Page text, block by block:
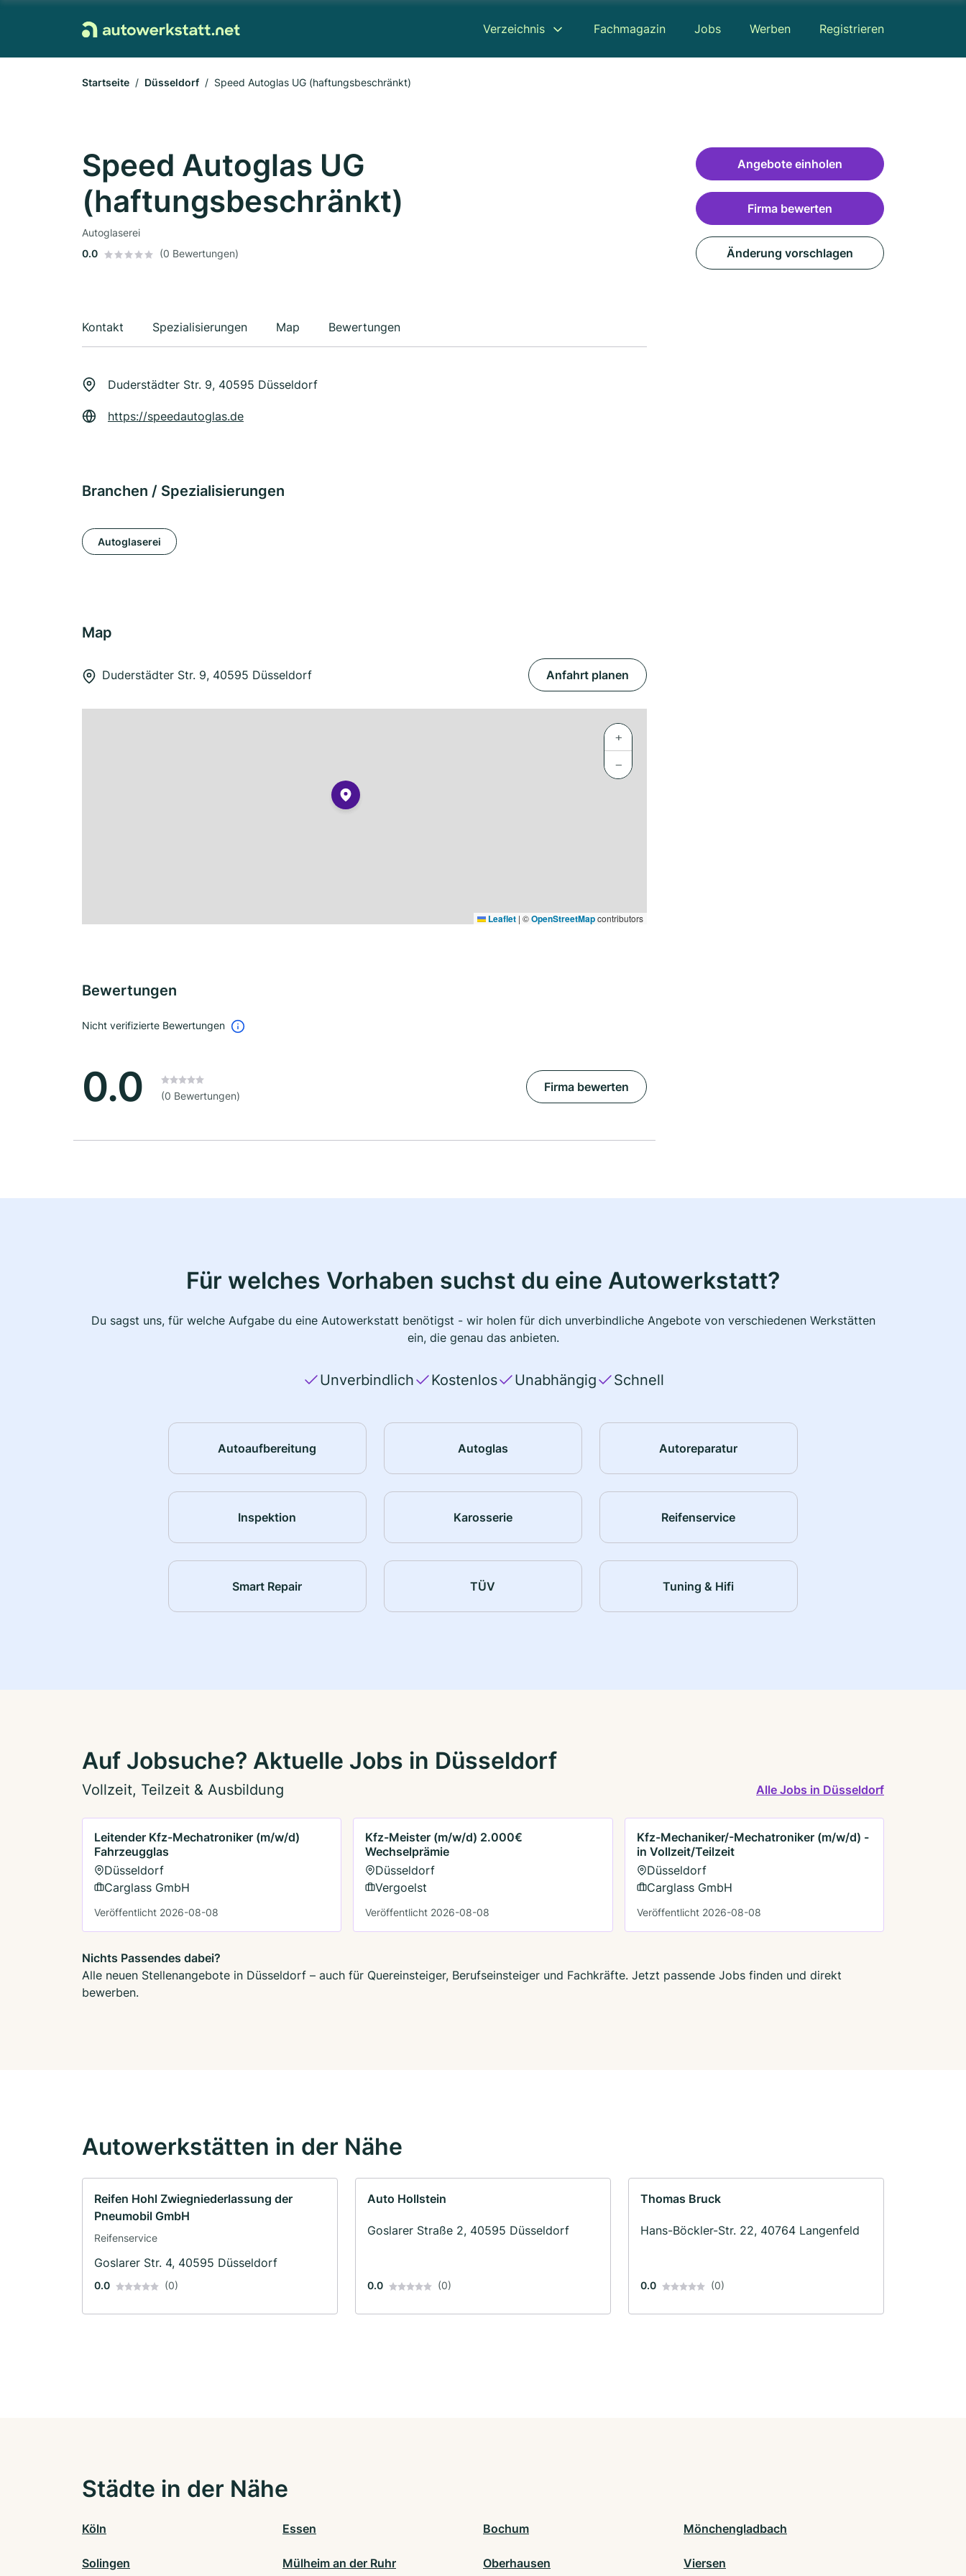
Verzeichnis Fachmagazin Jobs Werben Registrieren
Startseite Düsseldorf Speed Autoglas UG (haftungsbeschränkt)
Speed Autoglas UG
(haftungsbeschränkt)
Autoglaserei
0.0
(0 Bewertungen)
Kontakt Spezialisierungen Map Bewertungen
Duderstädter Str. 9, 40595 Düsseldorf
https://speedautoglas.de
Branchen / Spezialisierungen
Autoglaserei
Map
Duderstädter Str. 9, 40595 Düsseldorf Anfahrt planen
+
−
Leaflet | ©OpenStreetMapcontributors
Bewertungen
Nicht verifizierte Bewertungen
0.0 (0 Bewertungen)
Firma bewerten
Angebote einholen
Firma bewerten
Änderung vorschlagen
Für welches Vorhaben suchst du eine Autowerkstatt?
Du sagst uns, für welche Aufgabe du eine Autowerkstatt benötigst - wir holen für dich unverbindliche Angebote von verschiedenen Werkstätten
ein, die genau das anbieten.
Unverbindlich Kostenlos Unabhängig Schnell
Autoaufbereitung Autoglas Autoreparatur
Inspektion Karosserie Reifenservice
Smart Repair TÜV Tuning & Hifi
Auf Jobsuche? Aktuelle Jobs in Düsseldorf
Vollzeit, Teilzeit & Ausbildung Alle Jobs in Düsseldorf
Leitender Kfz-Mechatroniker (m/w/d)
Fahrzeugglas
Düsseldorf
Carglass GmbH
Veröffentlicht 2026-08-08
Kfz-Meister (m/w/d) 2.000€
Wechselprämie
Düsseldorf
Vergoelst
Veröffentlicht 2026-08-08
Kfz-Mechaniker/-Mechatroniker (m/w/d) -
in Vollzeit/Teilzeit
Düsseldorf
Carglass GmbH
Veröffentlicht 2026-08-08
Nichts Passendes dabei?
Alle neuen Stellenangebote in Düsseldorf – auch für Quereinsteiger, Berufseinsteiger und Fachkräfte. Jetzt passende Jobs finden und direkt
bewerben.
Autowerkstätten in der Nähe
Reifen Hohl Zwiegniederlassung der
Pneumobil GmbH
Reifenservice
Goslarer Str. 4, 40595 Düsseldorf
0.0 (0)
Auto Hollstein
Goslarer Straße 2, 40595 Düsseldorf
0.0 (0)
Thomas Bruck
Hans-Böckler-Str. 22, 40764 Langenfeld
0.0 (0)
Städte in der Nähe
Köln Essen Bochum Mönchengladbach
Solingen Mülheim an der Ruhr Oberhausen Viersen